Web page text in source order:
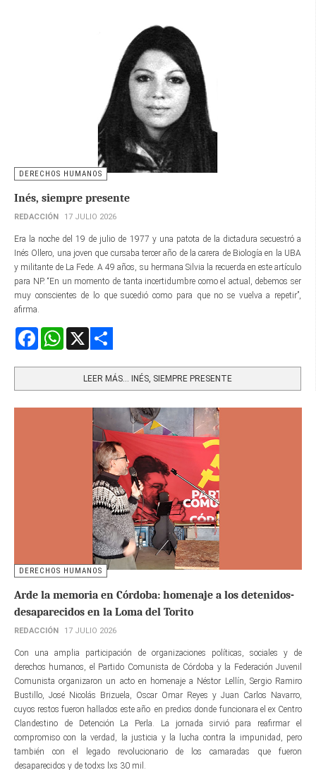
DERECHOS HUMANOS
Inés, siempre presente
REDACCIÓN 17 JULIO 2026
Era la noche del 19 de julio de 1977 y una patota de la dictadura secuestró a
Inés Ollero, una joven que cursaba tercer año de la carera de Biología en la UBA
y militante de La Fede. A 49 años, su hermana Silvia la recuerda en este artículo
para NP. “En un momento de tanta incertidumbre como el actual, debemos ser
muy conscientes de lo que sucedió como para que no se vuelva a repetir”,
afirma.
FacebookWhatsApp
LEER MÁS… INÉS, SIEMPRE PRESENTE
DERECHOS HUMANOS
Arde la memoria en Córdoba: homenaje a los detenidos-
desaparecidos en la Loma del Torito
REDACCIÓN 17 JULIO 2026
Con una amplia participación de organizaciones políticas, sociales y de
derechos humanos, el Partido Comunista de Córdoba y la Federación Juvenil
Comunista organizaron un acto en homenaje a Néstor Lellín, Sergio Ramiro
Bustillo, José Nicolás Brizuela, Oscar Omar Reyes y Juan Carlos Navarro,
cuyos restos fueron hallados este año en predios donde funcionara el ex Centro
Clandestino de Detención La Perla. La jornada sirvió para reafirmar el
compromiso con la verdad, la justicia y la lucha contra la impunidad, pero
también con el legado revolucionario de los camaradas que fueron
desaparecidos y de todxs lxs 30 mil.